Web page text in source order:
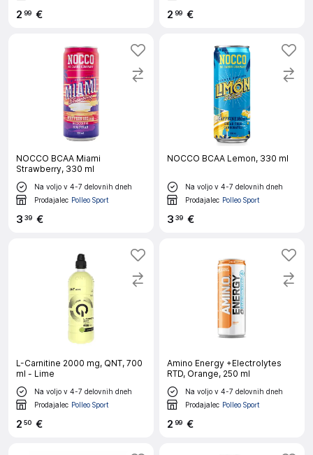
2 99 € 2 99 €
NOCCO BCAA Miami
Strawberry, 330 ml
Na voljo v 4-7 delovnih dneh
Prodajalec Polleo Sport
3 39 €
NOCCO BCAA Lemon, 330 ml
Na voljo v 4-7 delovnih dneh
Prodajalec Polleo Sport
3 39 €
L-Carnitine 2000 mg, QNT, 700
ml - Lime
Na voljo v 4-7 delovnih dneh
Prodajalec Polleo Sport
2 50 €
Amino Energy +Electrolytes
RTD, Orange, 250 ml
Na voljo v 4-7 delovnih dneh
Prodajalec Polleo Sport
2 99 €